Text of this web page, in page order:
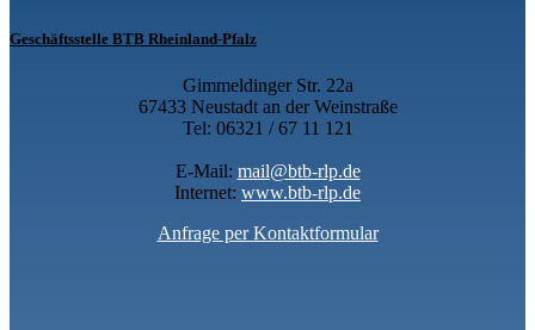
Geschäftsstelle BTB Rheinland-Pfalz
Gimmeldinger Str. 22a
67433 Neustadt an der Weinstraße
Tel: 06321 / 67 11 121
E-Mail: mail@btb-rlp.de
Internet: www.btb-rlp.de
Anfrage per Kontaktformular